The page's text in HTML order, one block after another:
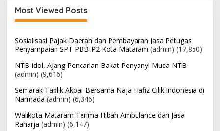
Most Viewed Posts
Sosialisasi Pajak Daerah dan Pembayaran Jasa Petugas
Penyampaian SPT PBB-P2 Kota Mataram (admin) (17,850)
NTB Idol, Ajang Pencarian Bakat Penyanyi Muda NTB
(admin) (9,616)
Semarak Tablik Akbar Bersama Naja Hafiz Cilik Indonesia di
Narmada (admin) (6,346)
Walikota Mataram Terima Hibah Ambulance dari Jasa
Raharja (admin) (6,147)